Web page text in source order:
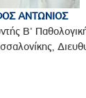
ΑΝΤΩΝΙΟΣ
Β'